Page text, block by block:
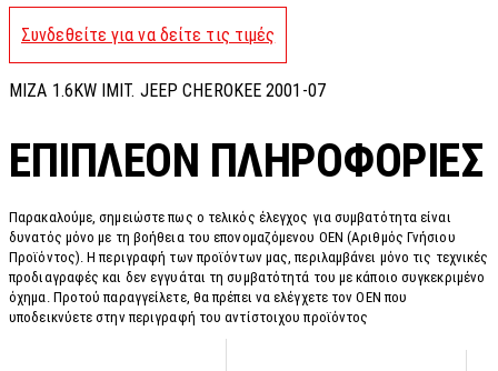
Συνδεθείτε για να δείτε τις τιμές
MIZA 1.6KW IMIT. JEEP CHEROKEE 2001-07
ΕΠΙΠΛΈΟΝ ΠΛΗΡΟΦΟΡΊΕΣ
Παρακαλούμε, σημειώστε πως ο τελικός έλεγχος για συμβατότητα είναι
δυνατός μόνο με τη βοήθεια του επονομαζόμενου OEN (Αριθμός Γνήσιου
Προϊόντος). Η περιγραφή των προϊόντων μας, περιλαμβάνει μόνο τις τεχνικές
προδιαγραφές και δεν εγγυάται τη συμβατότητά του με κάποιο συγκεκριμένο
όχημα. Προτού παραγγείλετε, θα πρέπει να ελέγχετε τον OEN που
υποδεικνύετε στην περιγραφή του αντίστοιχου προϊόντος